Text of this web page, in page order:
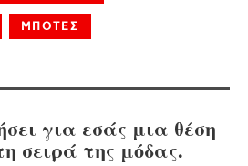
ΜΠΟΤΕΣ
για εσάς μια θέση
σειρά της μόδας.